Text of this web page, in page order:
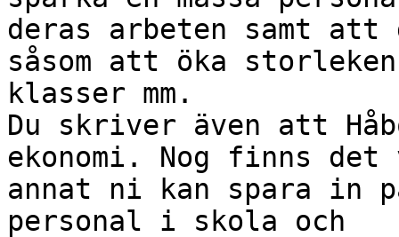
deras arbeten samt att
såsom att öka
klasser mm.
Du skriver även att
ekonomi. Nog finns
annat ni kan spara in
personal i skola och